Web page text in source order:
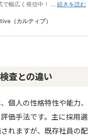
査との違い
個人の性格特性や能力
価手法です。主に採用
れますが、既存社員の